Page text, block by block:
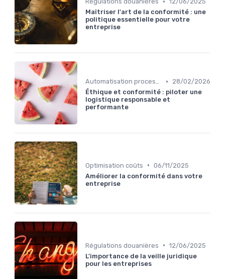
Maîtriser l'art de la conformité : une
politique essentielle pour votre
entreprise
Automatisation processus •
28/02/2026
Éthique et conformité : piloter une
logistique responsable et
performante
Optimisation coûts • 06/11/2025
Améliorer la conformité dans votre
entreprise
Régulations douanières • 12/06/2025
L'importance de la veille juridique
pour les entreprises